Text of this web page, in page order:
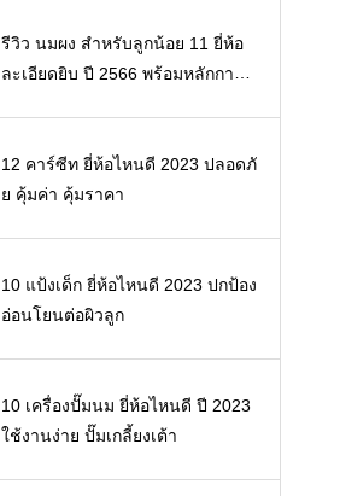
รีวิว นมผง สำหรับลูกน้อย 11 ยี่ห้อ
ละเอียดยิบ ปี 2566 พร้อมหลักการเ
12 คาร์ซีท ยี่ห้อไหนดี 2023 ปลอดภั
ย คุ้มค่า คุ้มราคา
10 แป้งเด็ก ยี่ห้อไหนดี 2023 ปกป้อง
อ่อนโยนต่อผิวลูก
10 เครื่องปั๊มนม ยี่ห้อไหนดี ปี 2023
ใช้งานง่าย ปั๊มเกลี้ยงเต้า